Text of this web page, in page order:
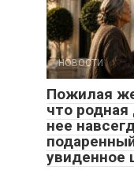
НОВОСТИ
Пожилая
что родная
нее
увиденное